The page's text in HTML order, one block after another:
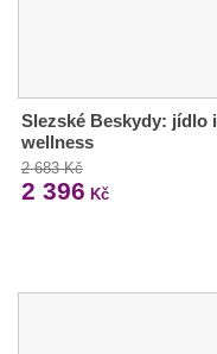
Slezské Beskydy: jídlo i
wellness
2 683 Kč
2 396 Kč